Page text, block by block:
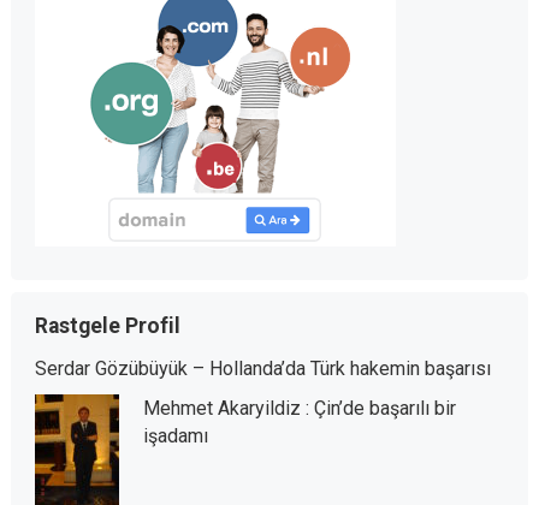
Rastgele Profil
Serdar Gözübüyük – Hollanda’da Türk hakemin başarısı
Mehmet Akaryildiz : Çin’de başarılı bir
işadamı